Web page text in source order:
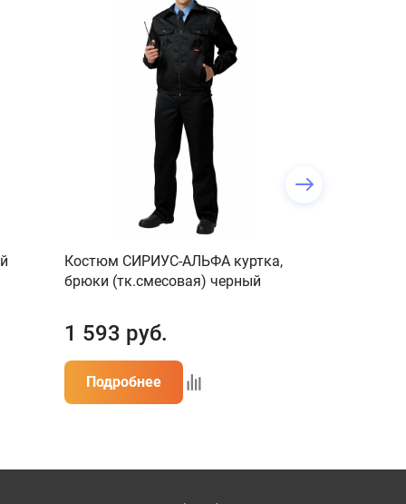
Костюм СИРИУС-АЛЬФА куртка,
брюки (тк.смесовая) черный
1 593 руб.
Подробнее